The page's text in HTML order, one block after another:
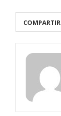
COMPARTIR